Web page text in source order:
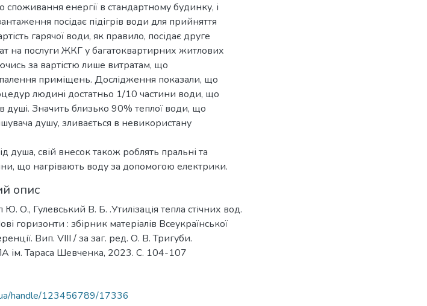
споживання енергії в стандартному будинку, і
посідає підігрів води для прийняття
гарячої води, як правило, посідає друге
на послуги ЖКГ у багатоквартирних житлових
за вартістю лише витратам, що
приміщень. Дослідження показали, що
людині достатньо 1/10 частини води, що
душі. Значить близько 90% теплої води, що
душу, зливається в невикористану
душа, свій внесок також роблять пральні та
що нагрівають воду за допомогою електрики.
опис
О., Гулевський В. Б. .Утилізація тепла стічних вод.
горизонти : збірник матеріалів Всеукраїнської
Вип. VIII / за заг. ред. О. В. Тригуби.
ім. Тараса Шевченка, 2023. С. 104-107
handle/123456789/17336